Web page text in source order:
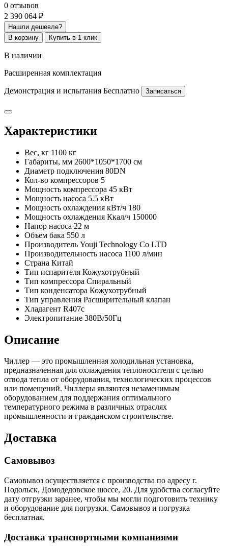
0 отзывов
2 390 064 ₽
Нашли дешевле?
В корзину
Купить в 1 клик
В наличии
Расширенная комплектация
Демонстрация и испытания Бесплатно Записаться
Характеристики
Вес, кг 1100 кг
Габариты, мм 2600*1050*1700 см
Диаметр подключения 80DN
Кол-во компрессоров 5
Мощность компрессора 45 кВт
Мощность насоса 5.5 кВт
Мощность охлаждения кВт/ч 180
Мощность охлаждения Ккал/ч 150000
Напор насоса 22 м
Объем бака 550 л
Производитель Youji Technology Co LTD
Производительность насоса 1100 л/мин
Страна Китай
Тип испарителя Кожухотрубный
Тип компрессора Спиральный
Тип конденсатора Кожухотрубный
Тип управления Расширительный клапан
Хладагент R407c
Электропитание 380В/50Гц
Описание
Чиллер — это промышленная холодильная установка,
предназначенная для охлаждения теплоносителя с целью
отвода тепла от оборудования, технологических процессов
или помещений. Чиллеры являются незаменимым
оборудованием для поддержания оптимального
температурного режима в различных отраслях
промышленности и гражданском строительстве.
Доставка
Самовывоз
Самовывоз осуществляется с производства по адресу г.
Подольск, Домодедовское шоссе, 20. Для удобства согласуйте
дату отгрузки заранее, чтобы мы могли подготовить технику
и оборудование для погрузки. Самовывоз и погрузка
бесплатная.
Доставка транспортными компаниями